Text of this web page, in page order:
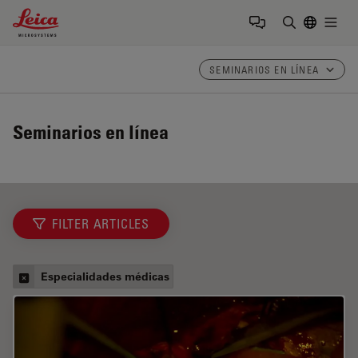
Leica Microsystems Logo
SEMINARIOS EN LÍNEA
Seminarios en línea
FILTER ARTICLES
Especialidades médicas